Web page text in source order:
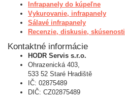
Infrapanely do kúpeľne
Vykurovanie, infrapanely
Sálavé infrapanely
Recenzie, diskusie, skúsenosti
Kontaktné informácie
HODR Servis s.r.o.
Ohrazenická 403,
533 52 Staré Hradiště
IČ: 02875489
DIČ: CZ02875489